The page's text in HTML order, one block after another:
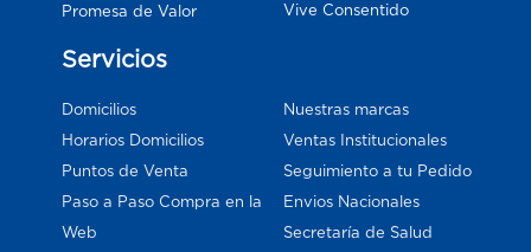
Promesa de Valor
Vive Consentido
Servicios
Domicilios
Horarios Domicilios
Puntos de Venta
Paso a Paso Compra en la
Web
Nuestras marcas
Ventas Institucionales
Seguimiento a tu Pedido
Envios Nacionales
Secretaría de Salud